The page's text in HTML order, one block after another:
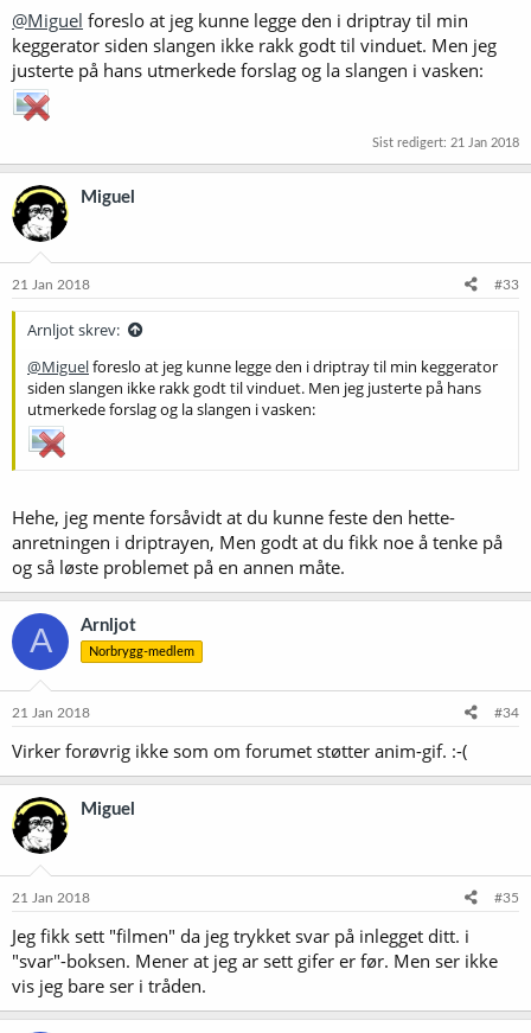
http://www.biltema.no/no/Bygg/VVS/Ventilasjon/Ventilasjonsror/R
ormuffe-100125-mm-2000022193/
http://www.biltema.no/no/Bygg/VVS/Ventilasjon/Ventilasjonsslang
e/Ventilasjonsslange-2000020663/
http://www.biltema.no/no/Bygg/VVS/Ventilasjon/Vifter/Rorvifte-
o100-mm-2000028256/
http://www.biltema.no/no/Bil---MC/B...g/Slangeklemmer-2-stk-
2000019557/?artId=61863
http://www.biltema.no/no/Bygg/Belys...d-strombryter-ujordet-
transparent-2000020840/
Totalt 535,- og så brukte jeg en silikonslange som pakning nede på
hetten. Den er strengt tatt ikke nødvendig, men gir tettere og
tightere passform.
Skjærer hull i Blandat skålen. Setter rørmuffe inn fra innsiden.
slangeklemme.
I andre enden av slangen festes rørvifte med slangeklemme.
Kobler ledning med av og på-knapp til viften. Voila!
@Miguel foreslo at jeg kunne legge den i driptray til min
keggerator siden slangen ikke rakk godt til vinduet. Men jeg
justerte på hans utmerkede forslag og la slangen i vasken:
Sist redigert: 21 Jan 2018
Miguel
21 Jan 2018 #33
Arnljot skrev:
@Miguelforeslo at jeg kunne legge den i driptray til min keggerator
siden slangen ikke rakk godt til vinduet. Men jeg justerte på hans
utmerkede forslag og la slangen i vasken:
Hehe, jeg mente forsåvidt at du kunne feste den hette-
anretningen i driptrayen, Men godt at du fikk noe å tenke på
og så løste problemet på en annen måte.
A Arnljot
Norbrygg-medlem
21 Jan 2018 #34
Virker forøvrig ikke som om forumet støtter anim-gif. :-(
Miguel
21 Jan 2018 #35
Jeg fikk sett "filmen" da jeg trykket svar på inlegget ditt. i
"svar"-boksen. Mener at jeg ar sett gifer er før. Men ser ikke
vis jeg bare ser i tråden.